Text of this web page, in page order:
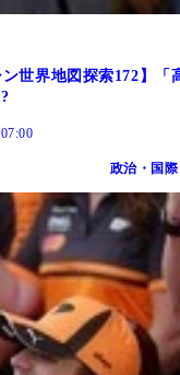
ン世界地図探索172】
政治・国際